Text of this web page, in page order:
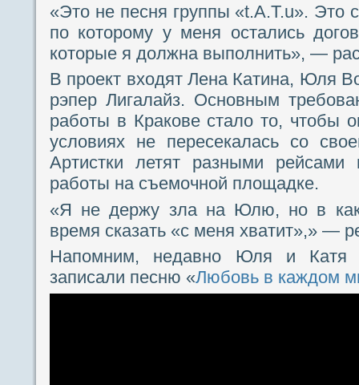
«Это не песня группы «t.A.T.u». Это
по которому у меня остались
которые я должна выполнить», —
В проект входят Лена Катина, Юля
рэпер Лигалайз. Основным
работы в Кракове стало то, чтобы
условиях не пересекалась со
Артистки летят разными
работы на съемочной площадке.
«Я не держу зла на Юлю, но в
время сказать «с меня хватит»,» —
Напомним, недавно Юля и Катя
записали песню «Любовь в каждом